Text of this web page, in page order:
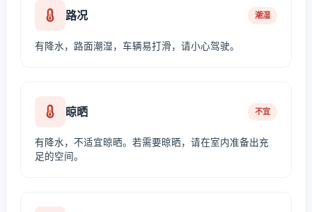
路况 潮湿
有降水，路面潮湿，车辆易打滑，请小心驾驶。
晾晒 不宜
有降水，不适宜晾晒。若需要晾晒，请在室内准备出充
足的空间。